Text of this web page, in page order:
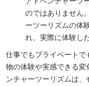
のではありません
ーツーリズムの体
れ、実際に体験し
仕事でもプライベート
物の体験や実感できる
ンチャーツーリズムは